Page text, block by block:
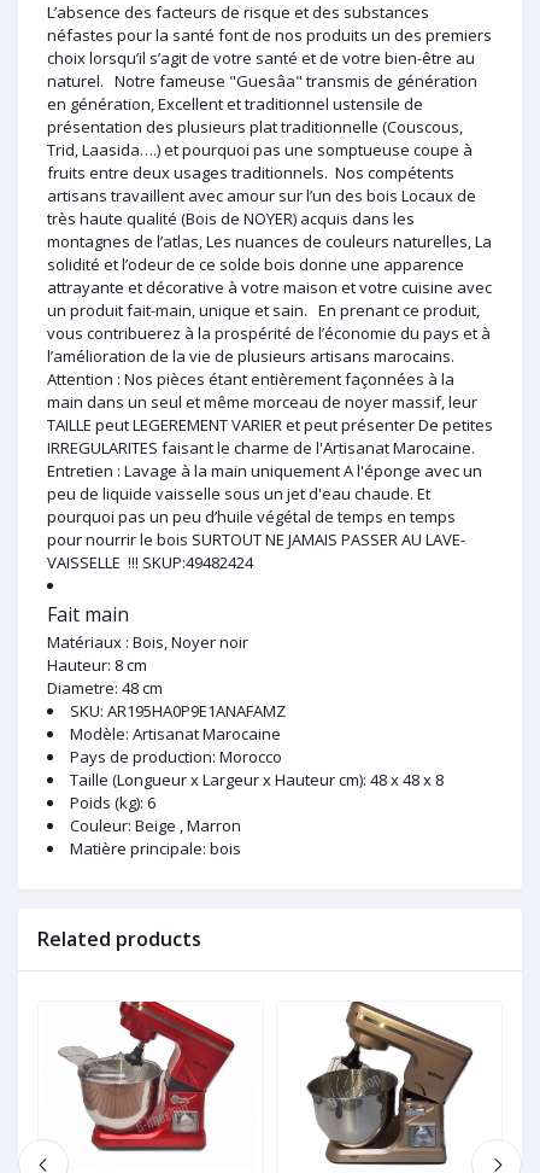
L’absence des facteurs de risque et des substances
néfastes pour la santé font de nos produits un des premiers
choix lorsqu’il s’agit de votre santé et de votre bien-être au
naturel. Notre fameuse "Guesâa" transmis de génération
en génération, Excellent et traditionnel ustensile de
présentation des plusieurs plat traditionnelle (Couscous,
Trid, Laasida….) et pourquoi pas une somptueuse coupe à
fruits entre deux usages traditionnels. Nos compétents
artisans travaillent avec amour sur l’un des bois Locaux de
très haute qualité (Bois de NOYER) acquis dans les
montagnes de l’atlas, Les nuances de couleurs naturelles, La
solidité et l’odeur de ce solde bois donne une apparence
attrayante et décorative à votre maison et votre cuisine avec
un produit fait-main, unique et sain. En prenant ce produit,
vous contribuerez à la prospérité de l’économie du pays et à
l’amélioration de la vie de plusieurs artisans marocains.
Attention : Nos pièces étant entièrement façonnées à la
main dans un seul et même morceau de noyer massif, leur
TAILLE peut LEGEREMENT VARIER et peut présenter De petites
IRREGULARITES faisant le charme de l'Artisanat Marocaine.
Entretien : Lavage à la main uniquement A l'éponge avec un
peu de liquide vaisselle sous un jet d'eau chaude. Et
pourquoi pas un peu d’huile végétal de temps en temps
pour nourrir le bois SURTOUT NE JAMAIS PASSER AU LAVE-
VAISSELLE !!! SKUP:49482424
Fait main
Matériaux : Bois, Noyer noir
Hauteur: 8 cm
Diametre: 48 cm
SKU: AR195HA0P9E1ANAFAMZ
Modèle: Artisanat Marocaine
Pays de production: Morocco
Taille (Longueur x Largeur x Hauteur cm): 48 x 48 x 8
Poids (kg): 6
Couleur: Beige , Marron
Matière principale: bois
Related products